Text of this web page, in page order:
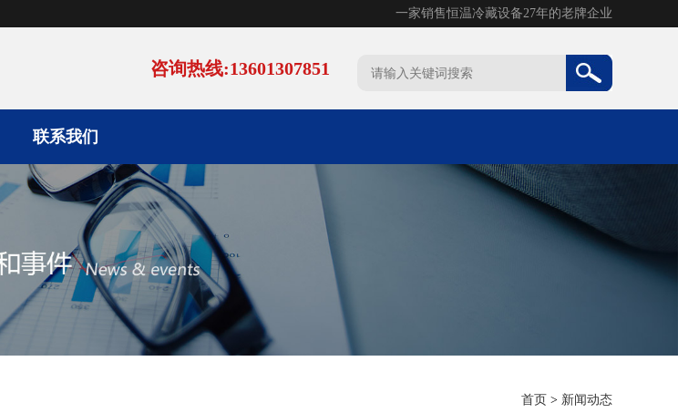
一家销售恒温冷藏设备27年的老牌企业
咨询热线:13601307851
联系我们
首页 > 新闻动态